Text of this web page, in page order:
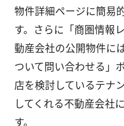
物件詳細ページに簡易
す。さらに「商圏情報
動産会社の公開物件に
ついて問い合わせる」
店を検討しているテナ
してくれる不動産会社
す。